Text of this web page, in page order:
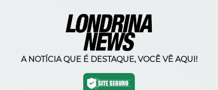
A NOTÍCIA QUE É DESTAQUE, VOCÊ VÊ AQUI!